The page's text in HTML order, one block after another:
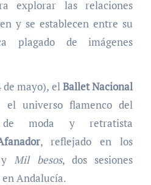
explorar las relaciones
y se establecen entre su
plagado de imágenes
de mayo), elBallet Nacional
universo flamenco del
de moda y retratista
, reflejado en los
yMil besos, dos sesiones
Andalucía.